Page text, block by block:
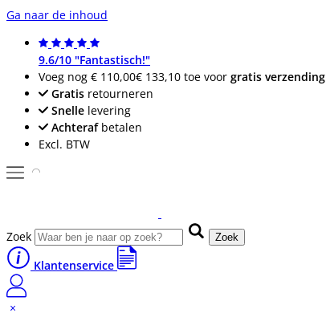
Ga naar de inhoud
9.6/10 "Fantastisch!"
Voeg nog € 110,00€ 133,10 toe voor gratis verzending
Gratis retourneren
Snelle levering
Achterafbetalen
Excl. BTW
Zoek Zoek
Klantenservice